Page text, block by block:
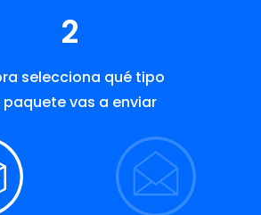
2
selecciona qué tipo
paquete vas a enviar